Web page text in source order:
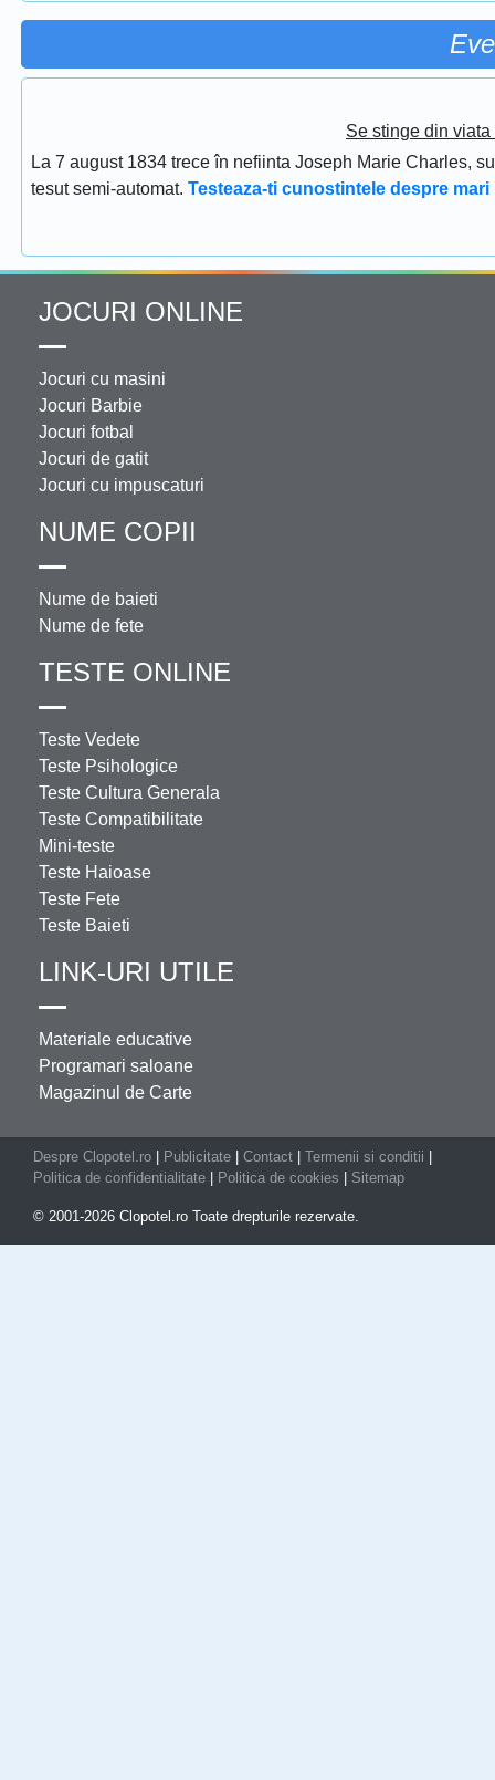
Se stinge din
La 7 august 1834 trece în nefiinta Joseph Marie Charles,
tesut semi-automat. Testeaza-ti cunostintele despre
JOCURI ONLINE
Jocuri cu masini
Jocuri Barbie
Jocuri fotbal
Jocuri de gatit
Jocuri cu impuscaturi
NUME COPII
Nume de baieti
Nume de fete
TESTE ONLINE
Teste Vedete
Teste Psihologice
Teste Cultura Generala
Teste Compatibilitate
Mini-teste
Teste Haioase
Teste Fete
Teste Baieti
LINK-URI UTILE
Materiale educative
Programari saloane
Magazinul de Carte
Despre Clopotel.ro Publicitate Contact Termenii si conditii
Politica de confidentialitate
Politica de cookies Sitemap
© 2001-2026 Clopotel.ro Toate drepturile rezervate.